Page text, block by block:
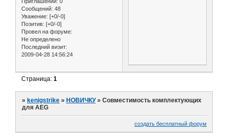
Сообщений: 48
Уважение: [+0/-0]
Позитив: [+0/-0]
Провел на форуме:
Не определено
Последний визит:
2009-04-28 14:56:24
Страница:1
» kenigstrike » НОВИЧКУ »Совместимость комплектующих
для AEG
создать бесплатный форум